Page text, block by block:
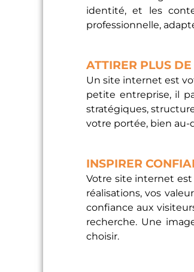
identité, et les
professionnelle,
ATTIRER PLUS
Un site internet est
petite entreprise, il
stratégiques,
votre portée, bien au-
INSPIRER
Votre site internet est
réalisations, vos
confiance aux
recherche. Une
choisir.